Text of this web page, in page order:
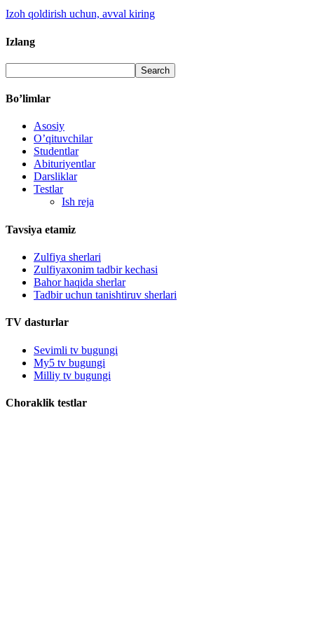
Izoh qoldirish uchun, avval kiring
Izlang
Bo’limlar
Asosiy
O’qituvchilar
Studentlar
Abituriyentlar
Darsliklar
Testlar
Ish reja
Tavsiya etamiz
Zulfiya sherlari
Zulfiyaxonim tadbir kechasi
Bahor haqida sherlar
Tadbir uchun tanishtiruv sherlari
TV dasturlar
Sevimli tv bugungi
My5 tv bugungi
Milliy tv bugungi
Choraklik testlar